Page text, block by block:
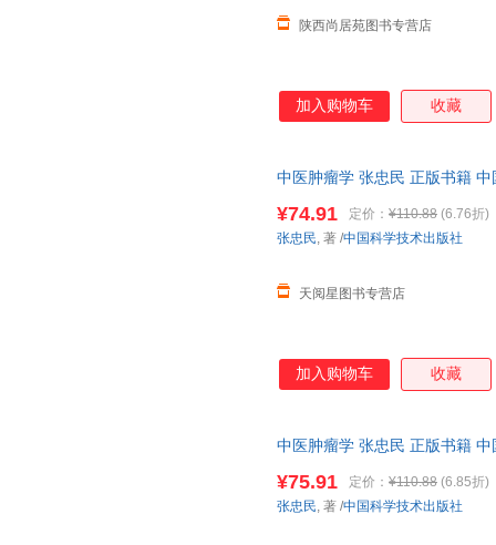
陕西尚居苑图书专营店
加入购物车 收藏
中医肿瘤学 张忠民 正版书籍
¥74.91 定价： ¥110.88 (6.76折)
天阅星图书专营店
张忠民, 著 /中国科学技术出版社
加入购物车 收藏
中医肿瘤学 张忠民 正版书籍
¥75.91 定价： ¥110.88 (6.85折)
张忠民, 著 /中国科学技术出版社